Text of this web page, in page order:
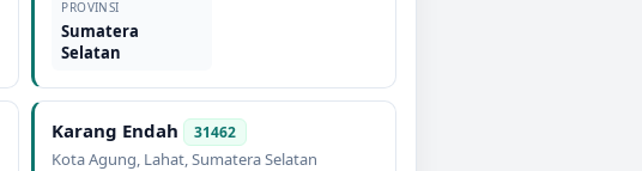
PROVINSI
Sumatera
Selatan
Karang Endah 31462
Kota Agung, Lahat,Sumatera Selatan